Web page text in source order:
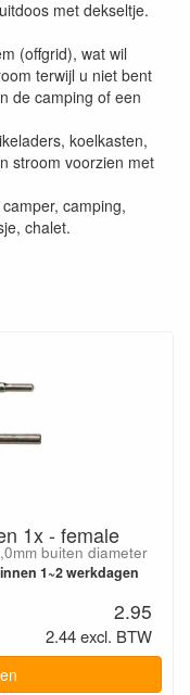
met dekseltje.
(offgrid), wat wil
terwijl u niet bent
de camping of een
koelkasten,
stroom voorzien met
camping,
chalet.
1x - female
buiten diameter
1~2 werkdagen
2.95
2.44 excl. BTW